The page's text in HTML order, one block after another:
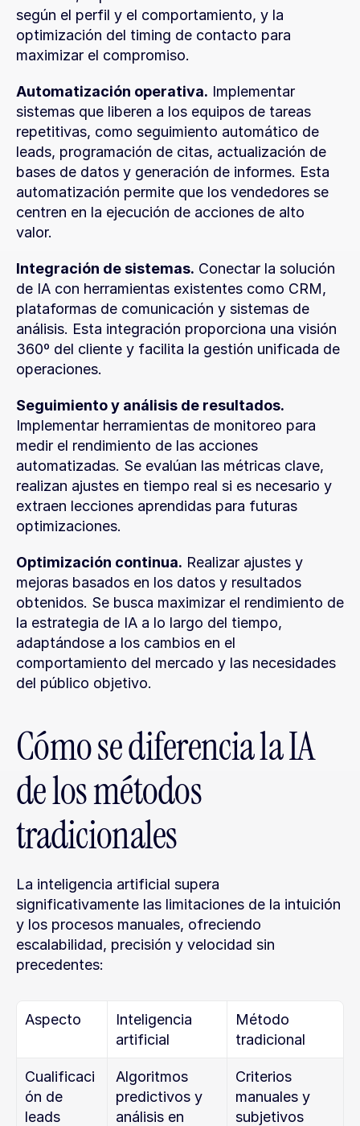
según el perfil y el comportamiento, y la
optimización del timing de contacto para
maximizar el compromiso.
Automatización operativa. Implementar
sistemas que liberen a los equipos de tareas
repetitivas, como seguimiento automático de
leads, programación de citas, actualización de
bases de datos y generación de informes. Esta
automatización permite que los vendedores se
centren en la ejecución de acciones de alto
valor.
Integración de sistemas. Conectar la solución
de IA con herramientas existentes como CRM,
plataformas de comunicación y sistemas de
análisis. Esta integración proporciona una visión
360º del cliente y facilita la gestión unificada de
operaciones.
Seguimiento y análisis de resultados.
Implementar herramientas de monitoreo para
medir el rendimiento de las acciones
automatizadas. Se evalúan las métricas clave,
realizan ajustes en tiempo real si es necesario y
extraen lecciones aprendidas para futuras
optimizaciones.
Optimización continua. Realizar ajustes y
mejoras basados en los datos y resultados
obtenidos. Se busca maximizar el rendimiento de
la estrategia de IA a lo largo del tiempo,
adaptándose a los cambios en el
comportamiento del mercado y las necesidades
del público objetivo.
Cómo se diferencia la IA
de los métodos
tradicionales
La inteligencia artificial supera
significativamente las limitaciones de la intuición
y los procesos manuales, ofreciendo
escalabilidad, precisión y velocidad sin
precedentes:
Aspecto
Inteligencia
artificial
Método
tradicional
Cualificaci
ón de
leads
Algoritmos
predictivos y
análisis en
Criterios
manuales y
subjetivos